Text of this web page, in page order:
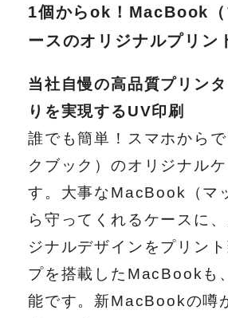
1個からok！MacBook
ースのオリジナルプリン
当社自慢の高品質プリン
りを実現するUV印刷
誰でも簡単！スマホから
クブック）のオリジナル
す。大事なMacBook（マ
ら守ってくれるケースに
ジナルデザインをプリン
プを搭載したMacBookも
能です。新MacBookの噂